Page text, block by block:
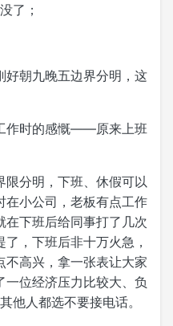
了；
好朝九晚五边界分明，这
作时的感慨——原来上班
限分明，下班、休假可以
在小公司，老板有点工作
在下班后给同事打了几次
，下班后非十万火急，
不高兴，拿一张表让大家
位经济压力比较大、负
他人都选不要接电话。